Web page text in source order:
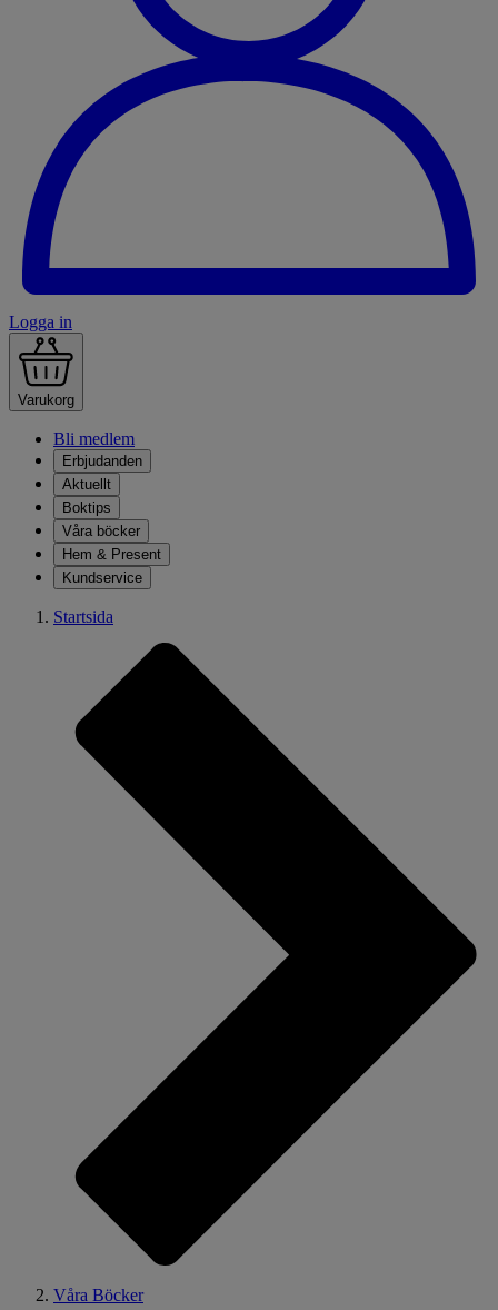
Logga in
Varukorg
Bli medlem
Erbjudanden
Aktuellt
Boktips
Våra böcker
Hem & Present
Kundservice
Startsida
Våra Böcker